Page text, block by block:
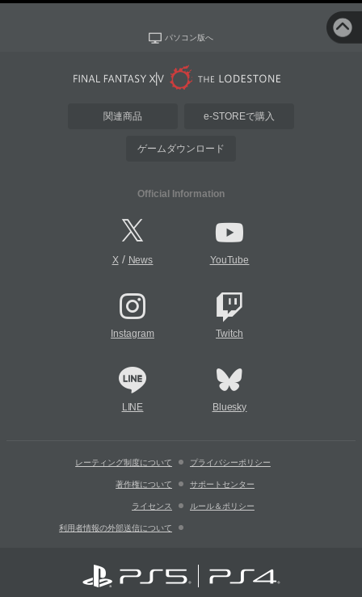
パソコン版へ
関連商品 e-STOREで購入
ゲームダウンロード
Official Information
X/ News YouTube
Instagram Twitch
LINE Bluesky
レーティング制度について プライバシーポリシー
著作権について サポートセンター
ライセンス ルール＆ポリシー
利用者情報の外部送信について